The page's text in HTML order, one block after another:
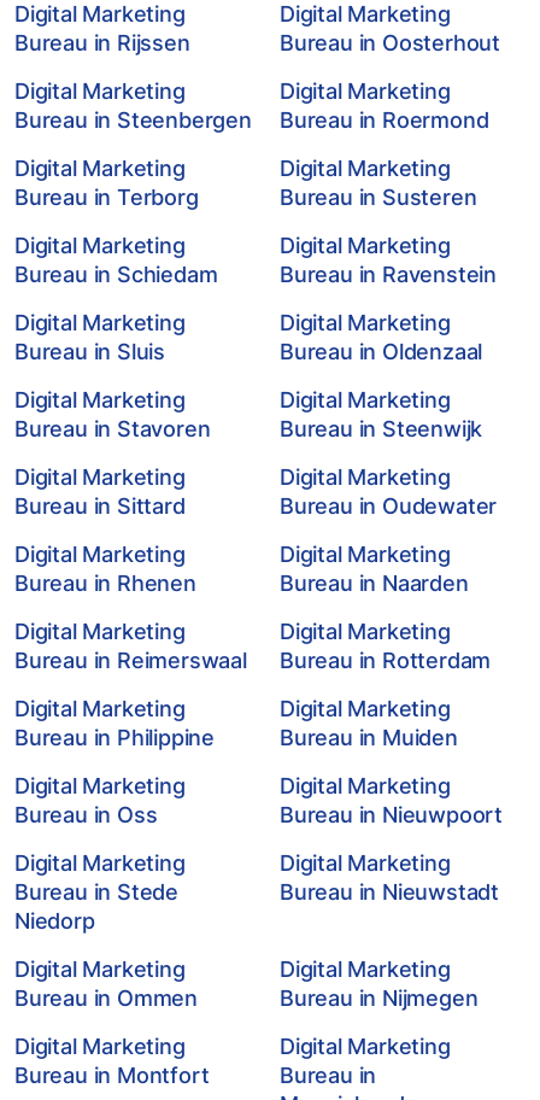
Digital Marketing
Bureau in Rijssen
Digital Marketing
Bureau in Oosterhout
Digital Marketing
Bureau in Steenbergen
Digital Marketing
Bureau in Roermond
Digital Marketing
Bureau in Terborg
Digital Marketing
Bureau in Susteren
Digital Marketing
Bureau in Schiedam
Digital Marketing
Bureau in Ravenstein
Digital Marketing
Bureau in Sluis
Digital Marketing
Bureau in Oldenzaal
Digital Marketing
Bureau in Stavoren
Digital Marketing
Bureau in Steenwijk
Digital Marketing
Bureau in Sittard
Digital Marketing
Bureau in Oudewater
Digital Marketing
Bureau in Rhenen
Digital Marketing
Bureau in Naarden
Digital Marketing
Bureau in Reimerswaal
Digital Marketing
Bureau in Rotterdam
Digital Marketing
Bureau in Philippine
Digital Marketing
Bureau in Muiden
Digital Marketing
Bureau in Oss
Digital Marketing
Bureau in Nieuwpoort
Digital Marketing
Bureau in Stede
Niedorp
Digital Marketing
Bureau in Nieuwstadt
Digital Marketing
Bureau in Ommen
Digital Marketing
Bureau in Nijmegen
Digital Marketing
Bureau in Montfort
Digital Marketing
Bureau in